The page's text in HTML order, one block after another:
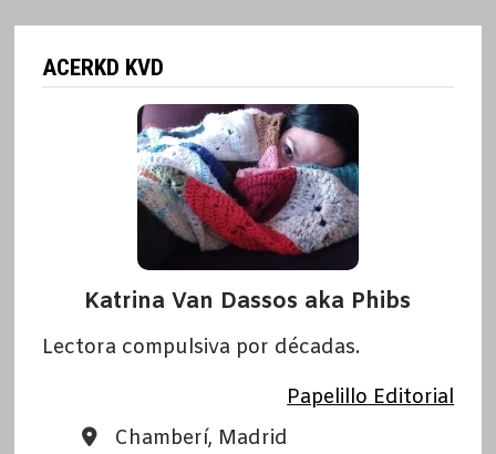
ACERKD KVD
Katrina Van Dassos aka Phibs
Lectora compulsiva por décadas.
Papelillo Editorial
Chamberí, Madrid